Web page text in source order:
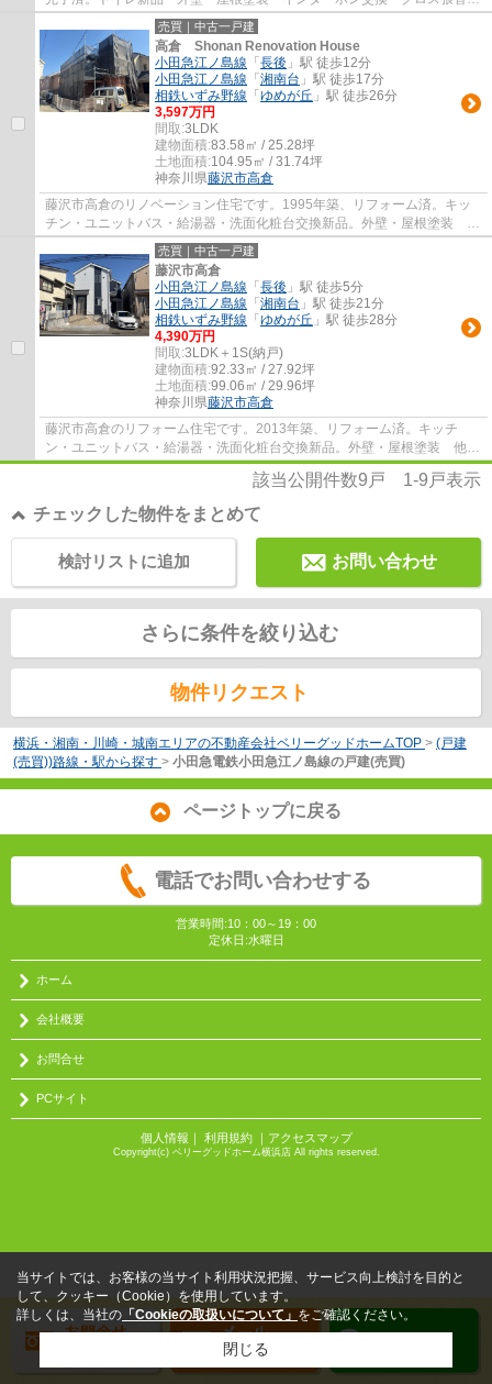
え フロアタイル貼り 室内クリーニング 防蟻...
売買｜中古一戸建
高倉 Shonan Renovation House
小田急江ノ島線 「 長後 」駅 徒歩12分
小田急江ノ島線 「 湘南台 」駅 徒歩17分
相鉄いずみ野線 「 ゆめが丘 」駅 徒歩26分
3,597万円
間取:3LDK
建物面積:83.58㎡ / 25.28坪
土地面積:104.95㎡ / 31.74坪
神奈川県藤沢市高倉
藤沢市高倉のリノベーション住宅です。1995年築、リフォーム済。キッ
チン・ユニットバス・給湯器・洗面化粧台交換新品。外壁・屋根塗装
他。カースペース有。食洗機。浴室乾燥暖房機...
売買｜中古一戸建
藤沢市高倉
小田急江ノ島線 「 長後 」駅 徒歩5分
小田急江ノ島線 「 湘南台 」駅 徒歩21分
相鉄いずみ野線 「 ゆめが丘 」駅 徒歩28分
4,390万円
間取:3LDK＋1S(納戸)
建物面積:92.33㎡ / 27.92坪
土地面積:99.06㎡ / 29.96坪
神奈川県藤沢市高倉
藤沢市高倉のリフォーム住宅です。2013年築、リフォーム済。キッチ
ン・ユニットバス・給湯器・洗面化粧台交換新品。外壁・屋根塗装 他。
カースペース2台可。食洗機。浴室乾燥暖房機。...
該当公開件数9 戸 1-9 戸表示
チェックした物件をまとめて
お問い合わせ
検討リストに追加
さらに条件を絞り込む
物件リクエスト
横浜・湘南・川崎・城南エリアの不動産会社ベリーグッドホームTOP > (戸建
(売買))路線・駅から探す > 小田急電鉄小田急江ノ島線の戸建(売買)
ページトップに戻る
電話でお問い合わせする
営業時間:10：00～19：00
定休日:水曜日
ホーム
会社概要
お問合せ
PCサイト
個人情報 ｜ 利用規約｜ アクセスマップ
Copyright(c) ベリーグッドホーム横浜店 All rights reserved.
当サイトでは、お客様の当サイト利用状況把握、サービス向上検討を目的と
して、クッキー（Cookie）を使用しています。
詳しくは、当社の 「Cookieの取扱いについて」 をご確認ください。
閉じる